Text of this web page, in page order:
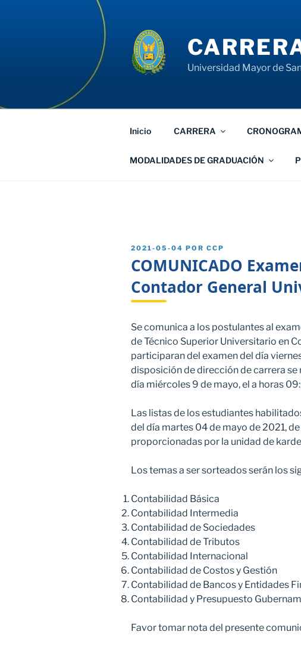
Universidad Mayor de
Inicio CARRERA
MODALIDADES DE GRADUACIÓN
PUBLICADO
2021-05-04 POR CCP
COMUNICADO
Contador General
Se comunica a los postulantes al
de Técnico Superior Universitario en
participaran del examen del día
disposición de dirección de carrera se
día miércoles 9 de mayo, el a horas
Las listas de los estudiantes
del día martes 04 de mayo de 2021,
proporcionadas por la unidad de
Los temas a ser sorteados serán los
Contabilidad Básica
Contabilidad Intermedia
Contabilidad de Sociedades
Contabilidad de Tributos
Contabilidad Internacional
Contabilidad de Costos y Gestión
Contabilidad de Bancos y Entidades
Contabilidad y Presupuesto
Favor tomar nota del presente